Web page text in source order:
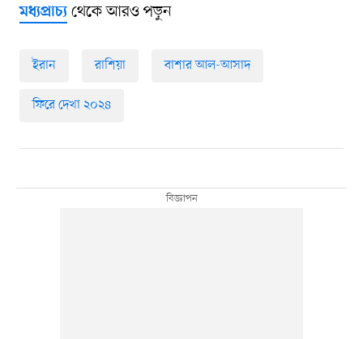
মধ্যপ্রাচ্যথেকে আরও পড়ুন
ইরান রাশিয়া বাশার আল-আসাদ
ফিরে দেখা ২০২৪